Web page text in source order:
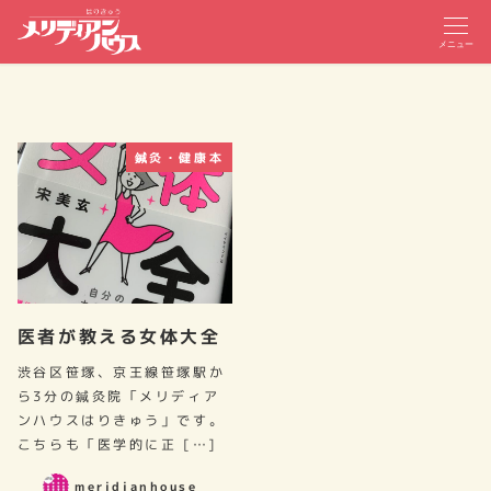
メニュー
鍼灸・健康本
医者が教える女体大全
渋谷区笹塚、京王線笹塚駅か
ら3分の鍼灸院「メリディア
ンハウスはりきゅう」です。
こちらも「医学的に正 […]
meridianhouse